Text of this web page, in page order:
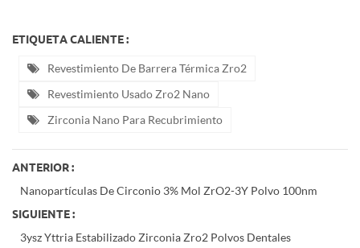
ETIQUETA CALIENTE :
Revestimiento De Barrera Térmica Zro2
Revestimiento Usado Zro2 Nano
Zirconia Nano Para Recubrimiento
ANTERIOR :
Nanopartículas De Circonio 3% Mol ZrO2-3Y Polvo 100nm
SIGUIENTE :
3ysz Yttria Estabilizado Zirconia Zro2 Polvos Dentales